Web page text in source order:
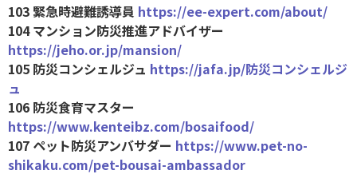
103 緊急時避難誘導員 https://ee-expert.com/about/
104 マンション防災推進アドバイザー
https://jeho.or.jp/mansion/
105 防災コンシェルジュ https://jafa.jp/防災コンシェルジ
ュ
106 防災食育マスター
https://www.kenteibz.com/bosaifood/
107 ペット防災アンバサダー https://www.pet-no-
shikaku.com/pet-bousai-ambassador